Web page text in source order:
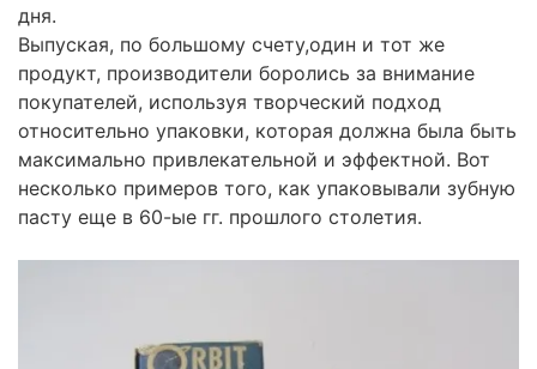
дня.
Выпуская, по большому счету,один и тот же
продукт, производители боролись за внимание
покупателей, используя творческий подход
относительно упаковки, которая должна была быть
максимально привлекательной и эффектной. Вот
несколько примеров того, как упаковывали зубную
пасту еще в 60-ые гг. прошлого столетия.